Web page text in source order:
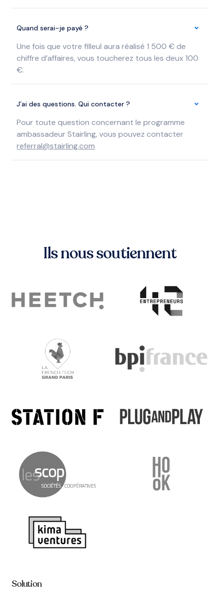
Quand serai-je payé ?
Une fois que votre filleul aura réalisé 1 500 € de
chiffre d’affaires, vous toucherez tous les deux 100
€.
J’ai des questions. Qui contacter ?
Pour toute question concernant le programme
ambassadeur Stairling, vous pouvez contacter
referral@stairling.com
Ils nous soutiennent
Solution